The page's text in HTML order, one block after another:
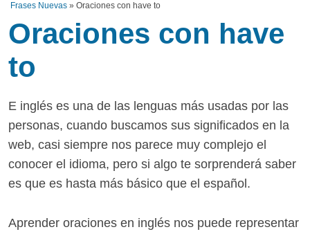
Frases Nuevas » Oraciones con have to
Oraciones con have
to
E inglés es una de las lenguas más usadas por las
personas, cuando buscamos sus significados en la
web, casi siempre nos parece muy complejo el
conocer el idioma, pero si algo te sorprenderá saber
es que es hasta más básico que el español.
Aprender oraciones en inglés nos puede representar